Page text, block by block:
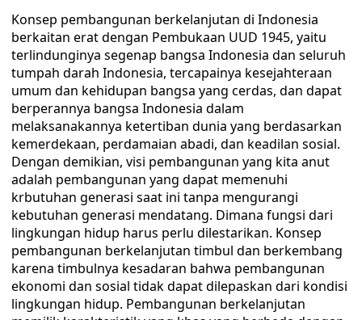
Konsep pembangunan berkelanjutan di Indonesia
berkaitan erat dengan Pembukaan UUD 1945, yaitu
terlindunginya segenap bangsa Indonesia dan seluruh
tumpah darah Indonesia, tercapainya kesejahteraan
umum dan kehidupan bangsa yang cerdas, dan dapat
berperannya bangsa Indonesia dalam
melaksanakannya ketertiban dunia yang berdasarkan
kemerdekaan, perdamaian abadi, dan keadilan sosial.
Dengan demikian, visi pembangunan yang kita anut
adalah pembangunan yang dapat memenuhi
krbutuhan generasi saat ini tanpa mengurangi
kebutuhan generasi mendatang. Dimana fungsi dari
lingkungan hidup harus perlu dilestarikan. Konsep
pembangunan berkelanjutan timbul dan berkembang
karena timbulnya kesadaran bahwa pembangunan
ekonomi dan sosial tidak dapat dilepaskan dari kondisi
lingkungan hidup. Pembangunan berkelanjutan